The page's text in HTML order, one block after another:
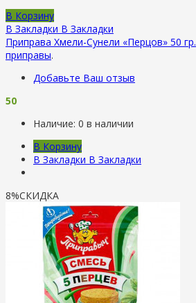
В Корзину
В Закладки В Закладки
Приправа Хмели-Сунели «Перцов» 50 гр.
приправы.
Добавьте Ваш отзыв
50
Наличие: 0 в наличии
В Корзину
В Закладки В Закладки
8%СКИДКА